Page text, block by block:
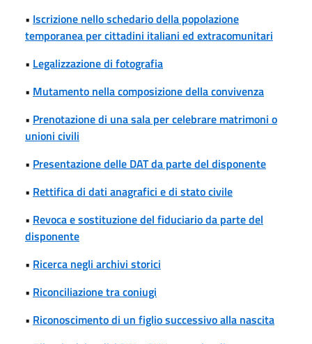
• Iscrizione nello schedario della popolazione
temporanea per cittadini italiani ed extracomunitari
• Legalizzazione di fotografia
• Mutamento nella composizione della convivenza
• Prenotazione di una sala per celebrare matrimoni o
unioni civili
• Presentazione delle DAT da parte del disponente
• Rettifica di dati anagrafici e di stato civile
• Revoca e sostituzione del fiduciario da parte del
disponente
• Ricerca negli archivi storici
• Riconciliazione tra coniugi
• Riconoscimento di un figlio successivo alla nascita